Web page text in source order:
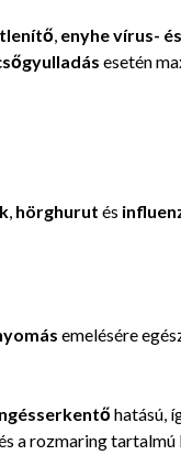
, enyhe vírus-
esetén
, hörghurut és
emelésére
hatású,
a rozmaring